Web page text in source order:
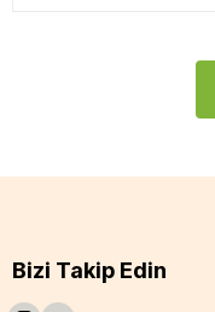
Bizi Takip Edin